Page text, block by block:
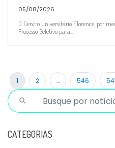
05/08/2026
O Centro Universitário Florence, por
Processo Seletivo para...
1 2 … 546
CATEGORIAS